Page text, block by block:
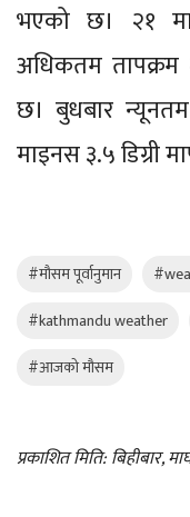
भएको छ। २१
अधिकतम तापक्रम
छ। बुधबार
माइनस ३.५ डिग्री
#मौसम पूर्वानुमान
#kathmandu weather
#आजको मौसम
प्रकाशित मिति: बिहीबार,